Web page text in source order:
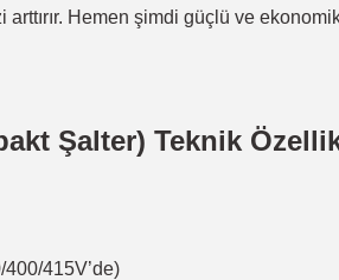
arttırır. Hemen şimdi güçlü ve
Şalter) Teknik
415V’de)